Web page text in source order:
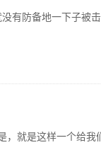
有防备地一下子被
，就是这样一个给我